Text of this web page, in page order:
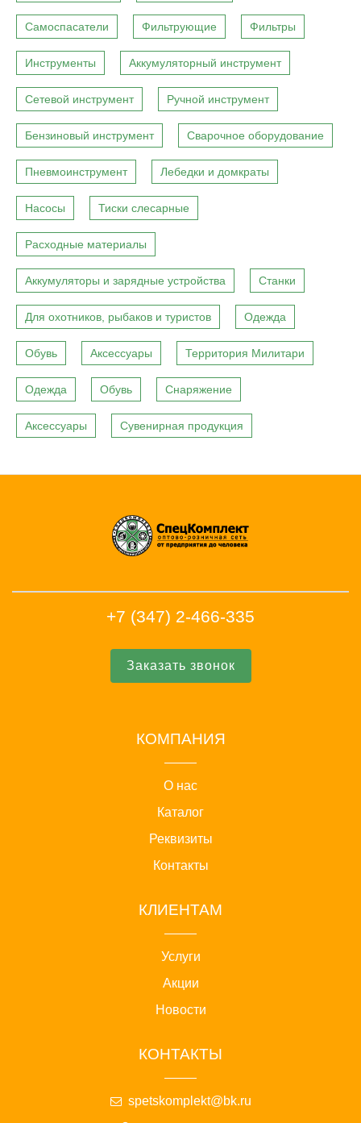
Самоспасатели Фильтрующие Фильтры
Инструменты Аккумуляторный инструмент
Сетевой инструмент Ручной инструмент
Бензиновый инструмент Сварочное оборудование
Пневмоинструмент Лебедки и домкраты
Насосы Тиски слесарные
Расходные материалы
Аккумуляторы и зарядные устройства Станки
Для охотников, рыбаков и туристов Одежда
Обувь Аксессуары Территория Милитари
Одежда Обувь Снаряжение
Аксессуары Сувенирная продукция
+7 (347) 2-466-335
Заказать звонок
КОМПАНИЯ
О нас
Каталог
Реквизиты
Контакты
КЛИЕНТАМ
Услуги
Акции
Новости
КОНТАКТЫ
spetskomplekt@bk.ru